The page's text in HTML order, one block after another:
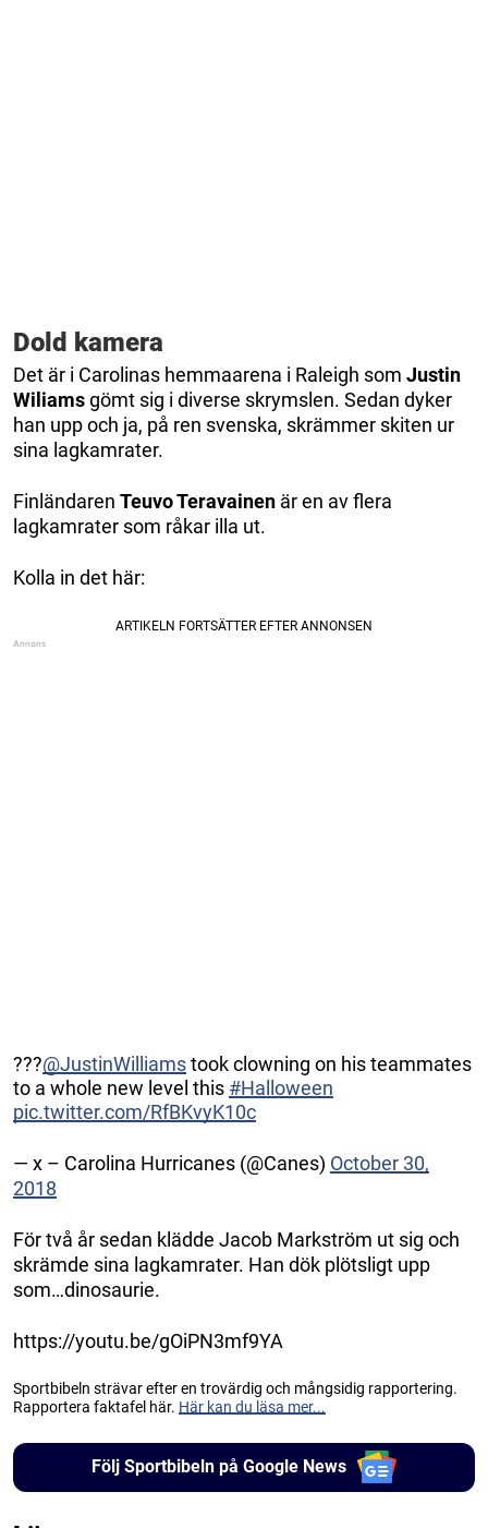
Dold kamera
Det är i Carolinas hemmaarena i Raleigh som Justin
Wiliamsgömt sig i diverse skrymslen. Sedan dyker
han upp och ja, på ren svenska, skrämmer skiten ur
sina lagkamrater.
Finländaren Teuvo Teravainen är en av flera
lagkamrater som råkar illa ut.
Kolla in det här:
???@JustinWilliamstook clowning on his teammates
to a whole new level this #Halloween
pic.twitter.com/RfBKvyK10c
— x – Carolina Hurricanes (@Canes) October 30,
2018
För två år sedan klädde Jacob Markström ut sig och
skrämde sina lagkamrater. Han dök plötsligt upp
som…dinosaurie.
https://youtu.be/gOiPN3mf9YA
Sportbibeln strävar efter en trovärdig och mångsidig rapportering.
Rapportera faktafel här. Här kan du läsa mer...
Följ Sportbibeln på Google News